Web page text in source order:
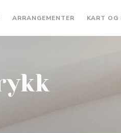
ARRANGEMENTER KART OG